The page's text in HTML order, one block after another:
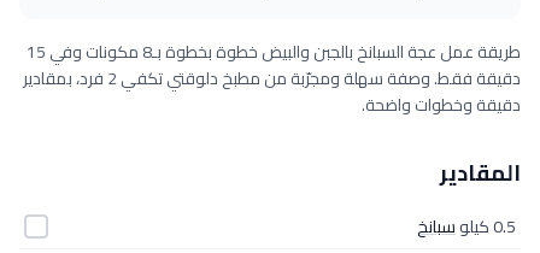
طريقة عمل عجة السبانخ بالجبن والبيض خطوة بخطوة بـ8 مكونات وفي 15
دقيقة فقط. وصفة سهلة ومجرّبة من مطبخ دلوقتي تكفي 2 فرد، بمقادير
دقيقة وخطوات واضحة.
المقادير
0.5 كيلو
سبانخ